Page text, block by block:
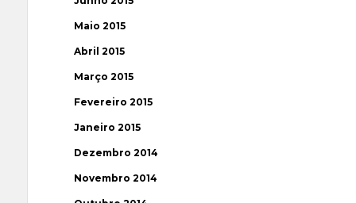
Maio 2015
Abril 2015
Março 2015
Fevereiro 2015
Janeiro 2015
Dezembro 2014
Novembro 2014